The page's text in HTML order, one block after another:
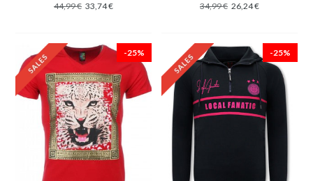
44,99 € 33,74 € 34,99 € 26,24 €
-25% -25%